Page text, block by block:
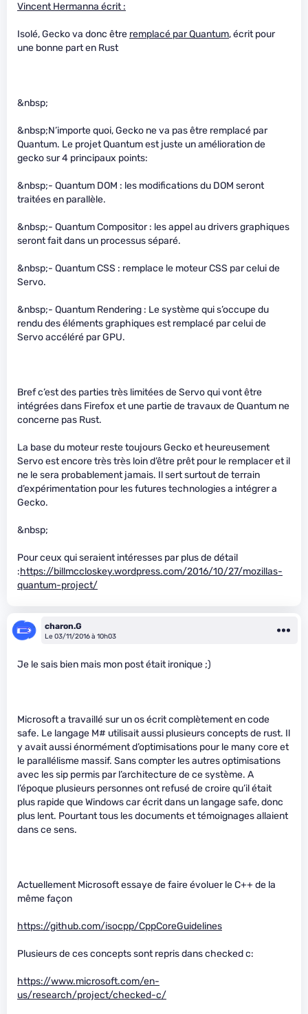
Vincent Hermanna écrit :
Isolé, Gecko va donc être remplacé par Quantum, écrit pour
une bonne part en Rust
&nbsp;
&nbsp;N’importe quoi, Gecko ne va pas être remplacé par
Quantum. Le projet Quantum est juste un amélioration de
gecko sur 4 principaux points:
&nbsp;- Quantum DOM : les modifications du DOM seront
traitées en parallèle.
&nbsp;- Quantum Compositor : les appel au drivers graphiques
seront fait dans un processus séparé.
&nbsp;- Quantum CSS : remplace le moteur CSS par celui de
Servo.
&nbsp;- Quantum Rendering : Le système qui s’occupe du
rendu des éléments graphiques est remplacé par celui de
Servo accéléré par GPU.
Bref c’est des parties très limitées de Servo qui vont être
intégrées dans Firefox et une partie de travaux de Quantum ne
concerne pas Rust.
La base du moteur reste toujours Gecko et heureusement
Servo est encore très très loin d’être prêt pour le remplacer et il
ne le sera probablement jamais. Il sert surtout de terrain
d’expérimentation pour les futures technologies a intégrer a
Gecko.
&nbsp;
Pour ceux qui seraient intéresses par plus de détail
:https://billmccloskey.wordpress.com/2016/10/27/mozillas-
quantum-project/
charon.G
Le 03/11/2016 à 10h03
Je le sais bien mais mon post était ironique ;)
Microsoft a travaillé sur un os écrit complètement en code
safe. Le langage M# utilisait aussi plusieurs concepts de rust. Il
y avait aussi énormément d’optimisations pour le many core et
le parallélisme massif. Sans compter les autres optimisations
avec les sip permis par l’architecture de ce système. A
l’époque plusieurs personnes ont refusé de croire qu’il était
plus rapide que Windows car écrit dans un langage safe, donc
plus lent. Pourtant tous les documents et témoignages allaient
dans ce sens.
Actuellement Microsoft essaye de faire évoluer le C++ de la
même façon
https://github.com/isocpp/CppCoreGuidelines
Plusieurs de ces concepts sont repris dans checked c:
https://www.microsoft.com/en-
us/research/project/checked-c/